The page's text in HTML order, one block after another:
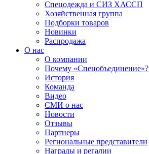
Спецодежда и СИЗ ХАССП
Хозяйственная группа
Подборки товаров
Новинки
Распродажа
О нас
О компании
Почему «Спецобъединение»?
История
Команда
Видео
СМИ о нас
Новости
Отзывы
Партнеры
Региональные представители
Награды и регалии